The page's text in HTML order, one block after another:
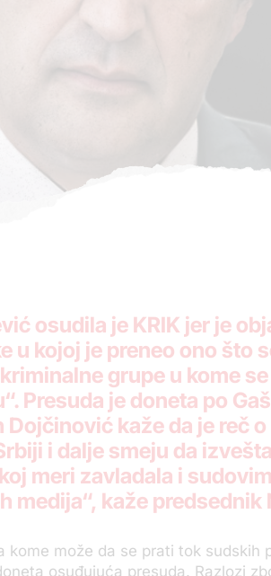
osudila je KRIK jer je
kojoj je preneo ono što
grupe u kome
Presuda je doneta po
kaže da je reč
i dalje smeju da
meri zavladala i
kaže predsednik
kome može da se prati tok sudskih
osuđujuća presuda. Razlozi